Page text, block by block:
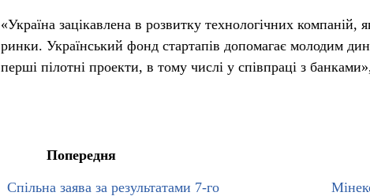
«Україна зацікавлена в розвитку технологічних компаній,
ринки. Український фонд стартапів допомагає молодим
перші пілотні проекти, в тому числі у співпраці з
Попередня
Спільна заява за результатами 7-го